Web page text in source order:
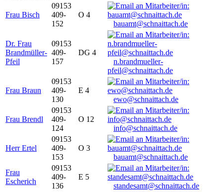
Frau Bisch
09153
409-
152
O 4
bauamt@schnaittach.de
Dr. Frau
Brandmüller-
Pfeil
09153
409-
157
DG 4
n.brandmueller-
pfeil@schnaittach.de
Frau Braun
09153
409-
130
E 4
ewo@schnaittach.de
Frau Brendl
09153
409-
124
O 12
info@schnaittach.de
Herr Ertel
09153
409-
153
O 3
bauamt@schnaittach.de
Frau
Escherich
09153
409-
136
E 5
standesamt@schnaittach.de